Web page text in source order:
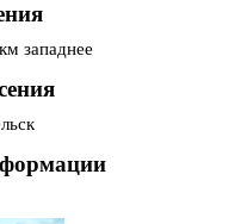
западнее